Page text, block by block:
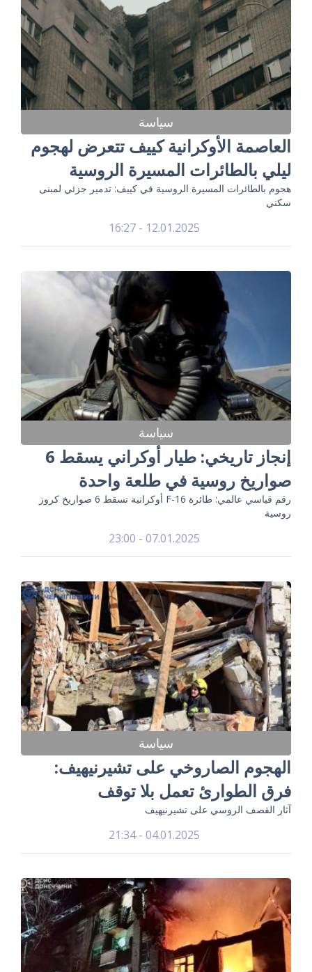
سياسة
العاصمة الأوكرانية كييف تتعرض لهجوم
ليلي بالطائرات المسيرة الروسية
هجوم بالطائرات المسيرة الروسية في كييف: تدمير جزئي لمبنى
سكني
12.01.2025 - 16:27
سياسة
إنجاز تاريخي: طيار أوكراني يسقط 6
صواريخ روسية في طلعة واحدة
رقم قياسي عالمي: طائرة F-16 أوكرانية تسقط 6 صواريخ كروز
روسية
07.01.2025 - 23:00
سياسة
الهجوم الصاروخي على تشيرنيهيف:
فرق الطوارئ تعمل بلا توقف
آثار القصف الروسي على تشيرنيهيف
04.01.2025 - 21:34